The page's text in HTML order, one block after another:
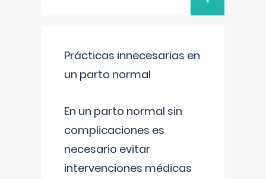
Prácticas innecesarias en
un parto normal
En un parto normal sin
complicaciones es
necesario evitar
intervenciones médicas